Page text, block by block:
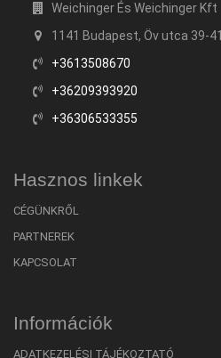
Weichinger És Weichinger Kft
1141 Budapest, Öv utca 39-41
+3613508670
+36209393920
+36306533355
Hasznos linkek
CÉGÜNKRŐL
PARTNEREK
KAPCSOLAT
Információk
ADATKEZELÉSI TÁJÉKOZTATÓ